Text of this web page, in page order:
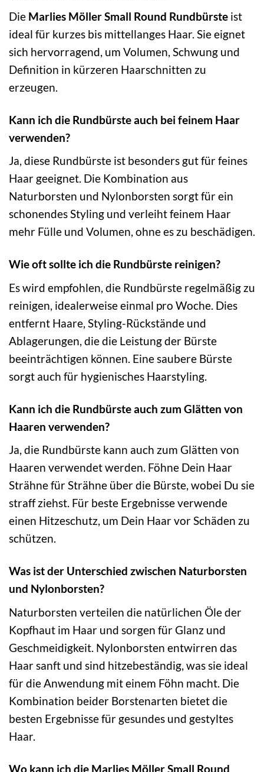
Die Marlies Möller Small Round Rundbürste ist
ideal für kurzes bis mittellanges Haar. Sie eignet
sich hervorragend, um Volumen, Schwung und
Definition in kürzeren Haarschnitten zu
erzeugen.
Kann ich die Rundbürste auch bei feinem Haar
verwenden?
Ja, diese Rundbürste ist besonders gut für feines
Haar geeignet. Die Kombination aus
Naturborsten und Nylonborsten sorgt für ein
schonendes Styling und verleiht feinem Haar
mehr Fülle und Volumen, ohne es zu beschädigen.
Wie oft sollte ich die Rundbürste reinigen?
Es wird empfohlen, die Rundbürste regelmäßig zu
reinigen, idealerweise einmal pro Woche. Dies
entfernt Haare, Styling-Rückstände und
Ablagerungen, die die Leistung der Bürste
beeinträchtigen können. Eine saubere Bürste
sorgt auch für hygienisches Haarstyling.
Kann ich die Rundbürste auch zum Glätten von
Haaren verwenden?
Ja, die Rundbürste kann auch zum Glätten von
Haaren verwendet werden. Föhne Dein Haar
Strähne für Strähne über die Bürste, wobei Du sie
straff ziehst. Für beste Ergebnisse verwende
einen Hitzeschutz, um Dein Haar vor Schäden zu
schützen.
Was ist der Unterschied zwischen Naturborsten
und Nylonborsten?
Naturborsten verteilen die natürlichen Öle der
Kopfhaut im Haar und sorgen für Glanz und
Geschmeidigkeit. Nylonborsten entwirren das
Haar sanft und sind hitzebeständig, was sie ideal
für die Anwendung mit einem Föhn macht. Die
Kombination beider Borstenarten bietet die
besten Ergebnisse für gesundes und gestyltes
Haar.
Wo kann ich die Marlies Möller Small Round